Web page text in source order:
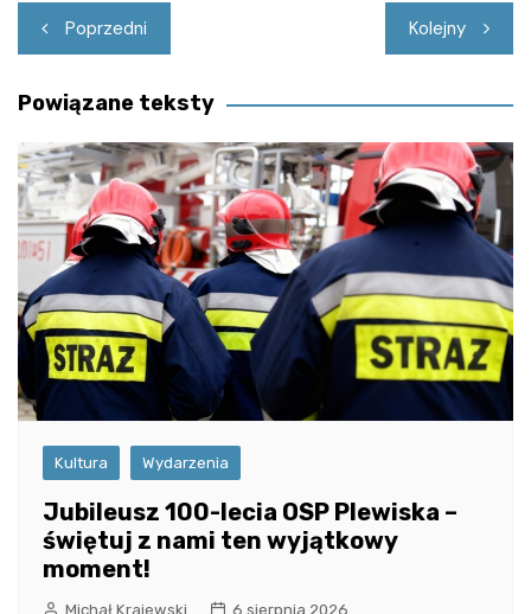
Nawigacja
wpisu
Poprzedni Kolejny
Powiązane teksty
Kultura Wydarzenia
Jubileusz 100-lecia OSP Plewiska –
świętuj z nami ten wyjątkowy
moment!
Michał Krajewski 6 sierpnia 2026